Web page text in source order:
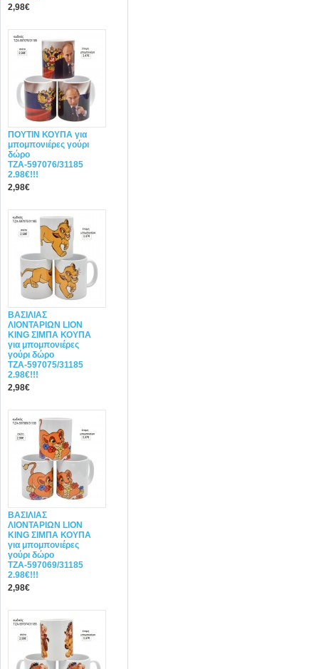
2,98€
ΠΟΥΤΙΝ ΚΟΥΠΑ για
μπομπονιέρες γούρι
δώρο
ΤΖΑ-597076/31185
2.98€!!!
2,98€
ΒΑΣΙΛΙΑΣ
ΛΙΟΝΤΑΡΙΩΝ LION
KING ΣΙΜΠΑ ΚΟΥΠΑ
για μπομπονιέρες
γούρι δώρο
ΤΖΑ-597075/31185
2.98€!!!
2,98€
ΒΑΣΙΛΙΑΣ
ΛΙΟΝΤΑΡΙΩΝ LION
KING ΣΙΜΠΑ ΚΟΥΠΑ
για μπομπονιέρες
γούρι δώρο
ΤΖΑ-597069/31185
2.98€!!!
2,98€